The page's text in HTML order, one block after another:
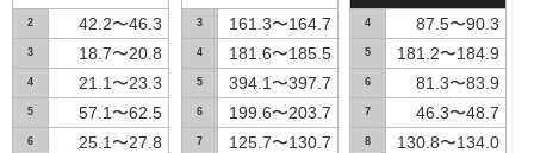
2 42.2〜46.3
3 18.7〜20.8
4 21.1〜23.3
5 57.1〜62.5
6 25.1〜27.8
3 161.3〜164.7
4 181.6〜185.5
5 394.1〜397.7
6 199.6〜203.7
7 125.7〜130.7
4 87.5〜90.3
5 181.2〜184.9
6 81.3〜83.9
7 46.3〜48.7
8 130.8〜134.0